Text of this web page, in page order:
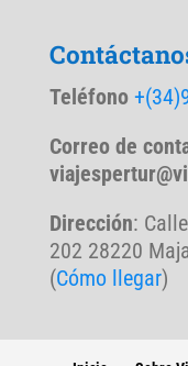
Teléfono
Correo de
Dirección:
202 28220
(Cómo llegar)